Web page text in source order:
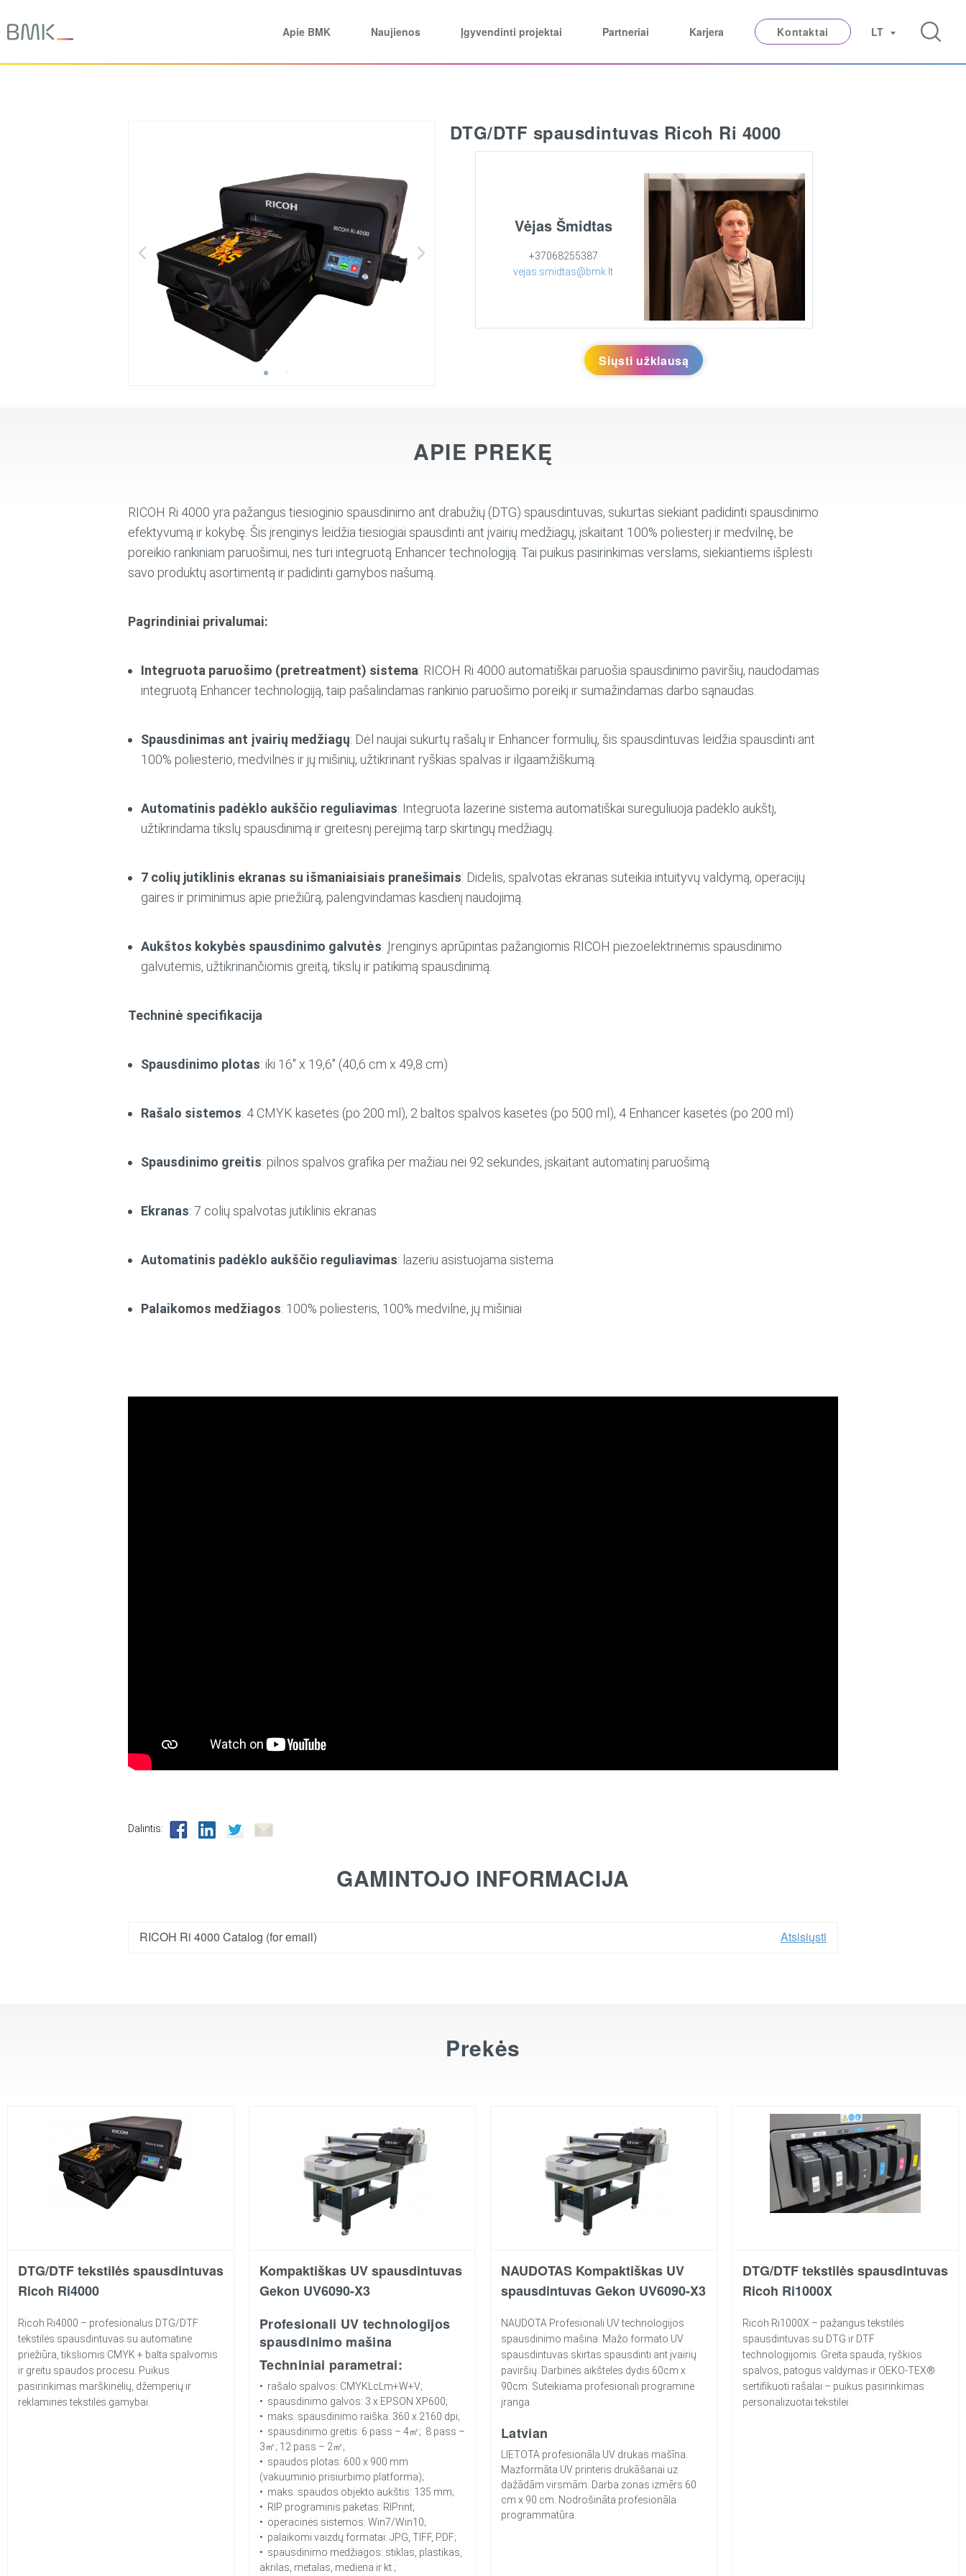
Apie BMK Naujienos Įgyvendinti projektai Partneriai Karjera Kontaktai LT
DTG/DTF spausdintuvas Ricoh Ri 4000
Vėjas Šmidtas
+37068255387
vejas.smidtas@bmk.lt
Siųsti užklausą
APIE PREKĘ
RICOH Ri 4000 yra pažangus tiesioginio spausdinimo ant drabužių (DTG) spausdintuvas, sukurtas siekiant padidinti spausdinimo
efektyvumą ir kokybę. Šis įrenginys leidžia tiesiogiai spausdinti ant įvairių medžiagų, įskaitant 100% poliesterį ir medvilnę, be
poreikio rankiniam paruošimui, nes turi integruotą Enhancer technologiją. Tai puikus pasirinkimas verslams, siekiantiems išplėsti
savo produktų asortimentą ir padidinti gamybos našumą.
Pagrindiniai privalumai:
Integruota paruošimo (pretreatment) sistema: RICOH Ri 4000 automatiškai paruošia spausdinimo paviršių, naudodamas
integruotą Enhancer technologiją, taip pašalindamas rankinio paruošimo poreikį ir sumažindamas darbo sąnaudas.
Spausdinimas ant įvairių medžiagų: Dėl naujai sukurtų rašalų ir Enhancer formulių, šis spausdintuvas leidžia spausdinti ant
100% poliesterio, medvilnės ir jų mišinių, užtikrinant ryškias spalvas ir ilgaamžiškumą.
Automatinis padėklo aukščio reguliavimas: Integruota lazerinė sistema automatiškai sureguliuoja padėklo aukštį,
užtikrindama tikslų spausdinimą ir greitesnį perėjimą tarp skirtingų medžiagų.
7 colių jutiklinis ekranas su išmaniaisiais pranešimais: Didelis, spalvotas ekranas suteikia intuityvų valdymą, operacijų
gaires ir priminimus apie priežiūrą, palengvindamas kasdienį naudojimą.
Aukštos kokybės spausdinimo galvutės: Įrenginys aprūpintas pažangiomis RICOH piezoelektrinėmis spausdinimo
galvutėmis, užtikrinančiomis greitą, tikslų ir patikimą spausdinimą.
Techninė specifikacija
Spausdinimo plotas: iki 16″ x 19,6″ (40,6 cm x 49,8 cm)
Rašalo sistemos: 4 CMYK kasetės (po 200 ml), 2 baltos spalvos kasetės (po 500 ml), 4 Enhancer kasetės (po 200 ml)
Spausdinimo greitis: pilnos spalvos grafika per mažiau nei 92 sekundes, įskaitant automatinį paruošimą
Ekranas: 7 colių spalvotas jutiklinis ekranas
Automatinis padėklo aukščio reguliavimas: lazeriu asistuojama sistema
Palaikomos medžiagos: 100% poliesteris, 100% medvilnė, jų mišiniai
Dalintis:
GAMINTOJO INFORMACIJA
RICOH Ri 4000 Catalog (for email) Atsisiųsti
Prekės
DTG/DTF tekstilės spausdintuvas
Ricoh Ri4000
Ricoh Ri4000 – profesionalus DTG/DTF
tekstilės spausdintuvas su automatine
priežiūra, tiksliomis CMYK + balta spalvomis
ir greitu spaudos procesu. Puikus
pasirinkimas marškinėlių, džemperių ir
reklaminės tekstilės gamybai.
Kompaktiškas UV spausdintuvas
Gekon UV6090-X3
Profesionali UV technologijos
spausdinimo mašina
Techniniai parametrai:
• rašalo spalvos: CMYKLcLm+W+V;
• spausdinimo galvos: 3 x EPSON XP600;
• maks. spausdinimo raiška: 360 x 2160 dpi;
• spausdinimo greitis: 6 pass – 4㎡; 8 pass –
3㎡; 12 pass – 2㎡;
• spaudos plotas: 600 x 900 mm
(vakuuminio prisiurbimo platforma);
• maks. spaudos objekto aukštis: 135 mm;
• RIP programinis paketas: RIPrint;
• operacinės sistemos: Win7/Win10;
• palaikomi vaizdų formatai: JPG, TIFF, PDF;
• spausdinimo medžiagos: stiklas, plastikas,
akrilas, metalas, mediena ir kt.;
NAUDOTAS Kompaktiškas UV
spausdintuvas Gekon UV6090-X3
NAUDOTA Profesionali UV technologijos
spausdinimo mašina. Mažo formato UV
spausdintuvas skirtas spausdinti ant įvairių
paviršių. Darbinės aikštelės dydis 60cm x
90cm. Suteikiama profesionali programinė
įranga.
Latvian
LIETOTA profesionāla UV drukas mašīna.
Mazformāta UV printeris drukāšanai uz
dažādām virsmām. Darba zonas izmērs 60
cm x 90 cm. Nodrošināta profesionāla
programmatūra.
DTG/DTF tekstilės spausdintuvas
Ricoh Ri1000X
Ricoh Ri1000X – pažangus tekstilės
spausdintuvas su DTG ir DTF
technologijomis. Greita spauda, ryškios
spalvos, patogus valdymas ir OEKO-TEX®
sertifikuoti rašalai – puikus pasirinkimas
personalizuotai tekstilei.